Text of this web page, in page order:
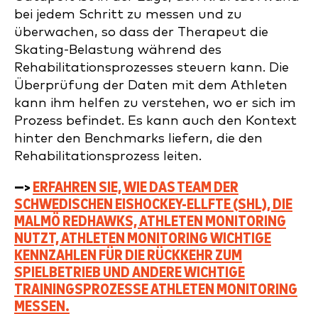
bei jedem Schritt zu messen und zu
überwachen, so dass der Therapeut die
Skating-Belastung während des
Rehabilitationsprozesses steuern kann. Die
Überprüfung der Daten mit dem Athleten
kann ihm helfen zu verstehen, wo er sich im
Prozess befindet. Es kann auch den Kontext
hinter den Benchmarks liefern, die den
Rehabilitationsprozess leiten.
—> ERFAHREN SIE, WIE DAS TEAM DER
SCHWEDISCHEN EISHOCKEY-ELLFTE (SHL), DIE
MALMÖ REDHAWKS, ATHLETEN MONITORING
NUTZT, ATHLETEN MONITORING WICHTIGE
KENNZAHLEN FÜR DIE RÜCKKEHR ZUM
SPIELBETRIEB UND ANDERE WICHTIGE
TRAININGSPROZESSE ATHLETEN MONITORING
MESSEN.